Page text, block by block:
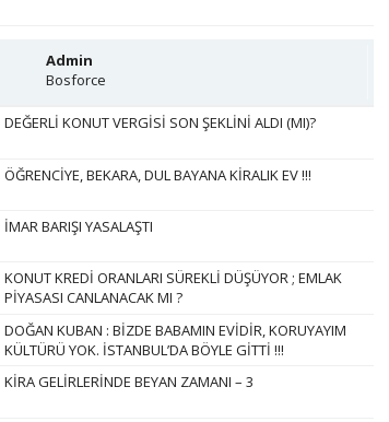
Admin
Bosforce
DEĞERLİ KONUT VERGİSİ SON ŞEKLİNİ ALDI (MI)?
ÖĞRENCİYE, BEKARA, DUL BAYANA KİRALIK EV !!!
İMAR BARIŞI YASALAŞTI
KONUT KREDİ ORANLARI SÜREKLİ DÜŞÜYOR ; EMLAK
PİYASASI CANLANACAK MI ?
DOĞAN KUBAN : BİZDE BABAMIN EVİDİR, KORUYAYIM
KÜLTÜRÜ YOK. İSTANBUL’DA BÖYLE GİTTİ !!!
KİRA GELİRLERİNDE BEYAN ZAMANI – 3